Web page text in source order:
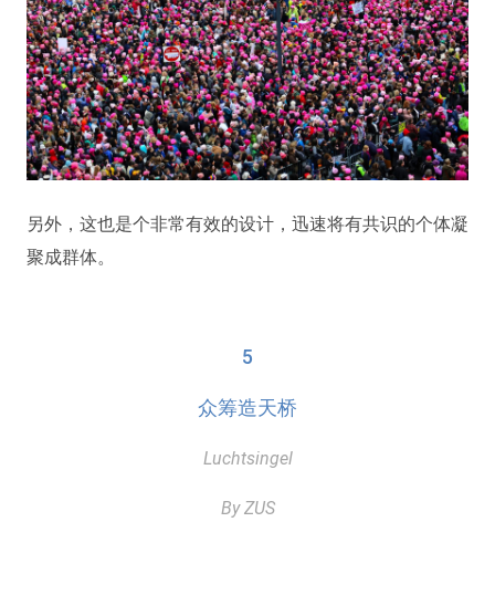
另外，这也是个非常有效的设计，迅速将有共识的个体凝
聚成群体。
5
众筹造天桥
Luchtsingel
By ZUS